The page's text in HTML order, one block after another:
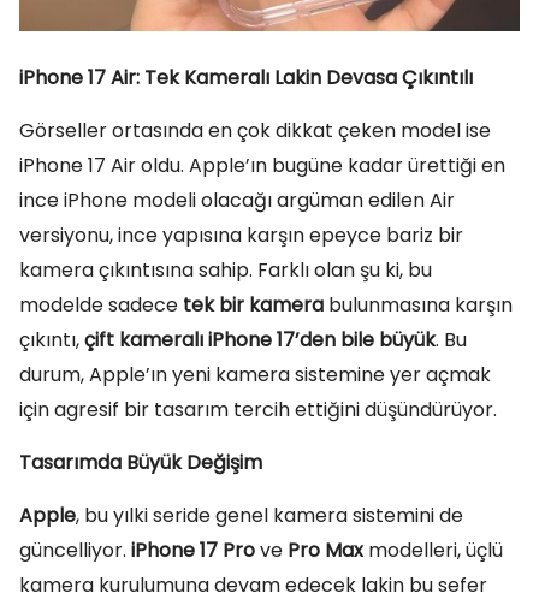
iPhone 17 Air: Tek Kameralı Lakin Devasa Çıkıntılı
Görseller ortasında en çok dikkat çeken model ise
iPhone 17 Air oldu. Apple’ın bugüne kadar ürettiği en
ince iPhone modeli olacağı argüman edilen Air
versiyonu, ince yapısına karşın epeyce bariz bir
kamera çıkıntısına sahip. Farklı olan şu ki, bu
modelde sadece tek bir kamera bulunmasına karşın
çıkıntı,çift kameralı iPhone 17’den bile büyük. Bu
durum, Apple’ın yeni kamera sistemine yer açmak
için agresif bir tasarım tercih ettiğini düşündürüyor.
Tasarımda Büyük Değişim
Apple, bu yılki seride genel kamera sistemini de
güncelliyor. iPhone 17 Prove Pro Maxmodelleri, üçlü
kamera kurulumuna devam edecek lakin bu sefer